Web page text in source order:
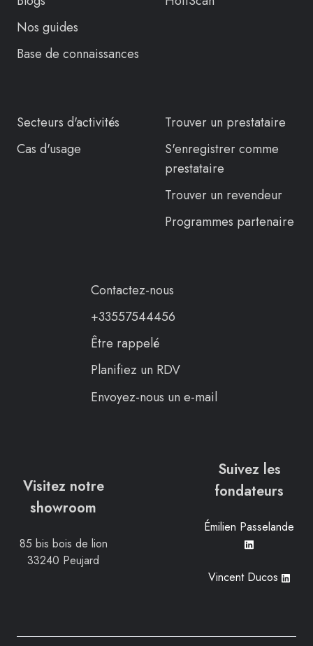
Nos guides
Base de connaissances
Secteurs d'activités
Cas d'usage
Trouver un prestataire
S'enregistrer comme
prestataire
Trouver un revendeur
Programmes partenaire
Contactez-nous
+33557544456
Être rappelé
Planifiez un RDV
Envoyez-nous un e-mail
Visitez notre
showroom
85 bis bois de lion
33240 Peujard
Suivez les
fondateurs
Émilien Passelande
Vincent Ducos